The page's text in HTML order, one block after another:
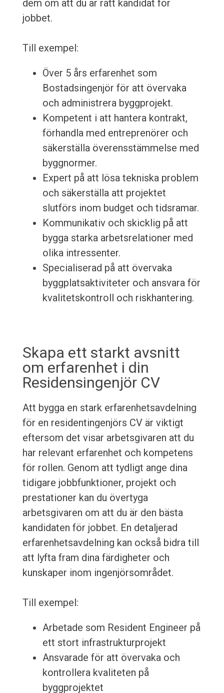
dem om att du är rätt kandidat för
jobbet.
Till exempel:
Över 5 års erfarenhet som
Bostadsingenjör för att övervaka
och administrera byggprojekt.
Kompetent i att hantera kontrakt,
förhandla med entreprenörer och
säkerställa överensstämmelse med
byggnormer.
Expert på att lösa tekniska problem
och säkerställa att projektet
slutförs inom budget och tidsramar.
Kommunikativ och skicklig på att
bygga starka arbetsrelationer med
olika intressenter.
Specialiserad på att övervaka
byggplatsaktiviteter och ansvara för
kvalitetskontroll och riskhantering.
Skapa ett starkt avsnitt
om erfarenhet i din
Residensingenjör CV
Att bygga en stark erfarenhetsavdelning
för en residentingenjörs CV är viktigt
eftersom det visar arbetsgivaren att du
har relevant erfarenhet och kompetens
för rollen. Genom att tydligt ange dina
tidigare jobbfunktioner, projekt och
prestationer kan du övertyga
arbetsgivaren om att du är den bästa
kandidaten för jobbet. En detaljerad
erfarenhetsavdelning kan också bidra till
att lyfta fram dina färdigheter och
kunskaper inom ingenjörsområdet.
Till exempel:
Arbetade som Resident Engineer på
ett stort infrastrukturprojekt
Ansvarade för att övervaka och
kontrollera kvaliteten på
byggprojektet